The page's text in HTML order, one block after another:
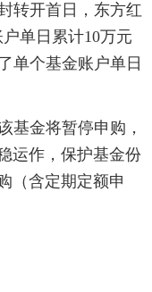
开首日，东方红
单日累计10万元
单个基金账户单日
金将暂停申购，
运作，保护基金份
（含定期定额申